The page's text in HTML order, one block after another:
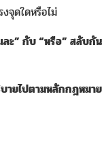
จุดใดหรือไม่
ละ” กับ “หรือ” สลับกัน
ายไปตามหลักกฎหมาย